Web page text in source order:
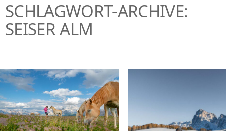
S
P
R
I
E
N
SCHLAGWORT-ARCHIVE:
SEISER ALM